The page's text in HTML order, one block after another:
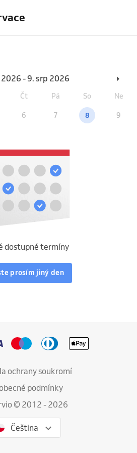
2026 - 9. srp 2026
Čt Pá So Ne
6 7 8 9
dostupné termíny
prosím jiný den
ochrany soukromí
podmínky
© 2012 - 2026
Čeština